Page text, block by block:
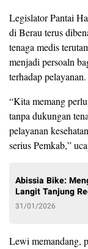
Legislator Pantai
di Berau terus
tenaga medis
menjadi persoaln
terhadap pelayanan.
“Kita memang
tanpa dukungan
pelayanan
serius Pemkab,”
Abissia Bike:
Langit Tanjung
31/01/2026
Lewi memandang,